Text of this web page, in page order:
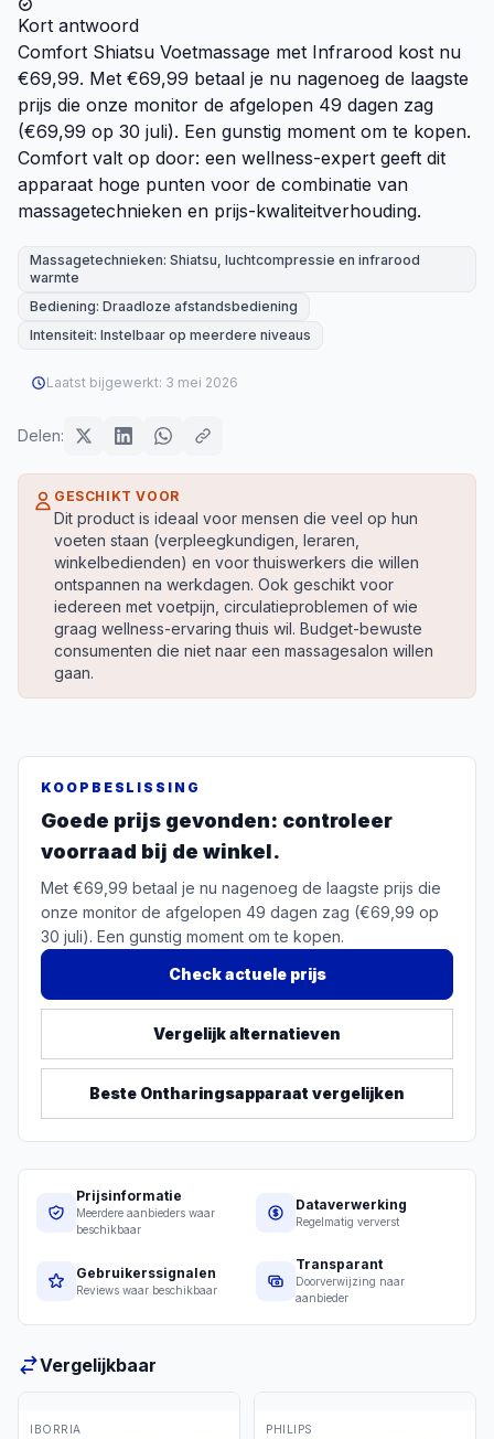
Kort antwoord
Comfort Shiatsu Voetmassage met Infrarood kost nu
€69,99. Met €69,99 betaal je nu nagenoeg de laagste
prijs die onze monitor de afgelopen 49 dagen zag
(€69,99 op 30 juli). Een gunstig moment om te kopen.
Comfort valt op door: een wellness-expert geeft dit
apparaat hoge punten voor de combinatie van
massagetechnieken en prijs-kwaliteitverhouding.
Massagetechnieken: Shiatsu, luchtcompressie en infrarood
warmte
Bediening: Draadloze afstandsbediening
Intensiteit: Instelbaar op meerdere niveaus
Laatst bijgewerkt: 3 mei 2026
Delen:
GESCHIKT VOOR
Dit product is ideaal voor mensen die veel op hun
voeten staan (verpleegkundigen, leraren,
winkelbedienden) en voor thuiswerkers die willen
ontspannen na werkdagen. Ook geschikt voor
iedereen met voetpijn, circulatieproblemen of wie
graag wellness-ervaring thuis wil. Budget-bewuste
consumenten die niet naar een massagesalon willen
gaan.
KOOPBESLISSING
Goede prijs gevonden: controleer
voorraad bij de winkel.
Met €69,99 betaal je nu nagenoeg de laagste prijs die
onze monitor de afgelopen 49 dagen zag (€69,99 op
30 juli). Een gunstig moment om te kopen.
Check actuele prijs
Vergelijk alternatieven
Beste Ontharingsapparaat vergelijken
Prijsinformatie
Meerdere aanbieders waar
beschikbaar
Dataverwerking
Regelmatig ververst
Gebruikerssignalen
Reviews waar beschikbaar
Transparant
Doorverwijzing naar
aanbieder
Vergelijkbaar
IBORRIA PHILIPS